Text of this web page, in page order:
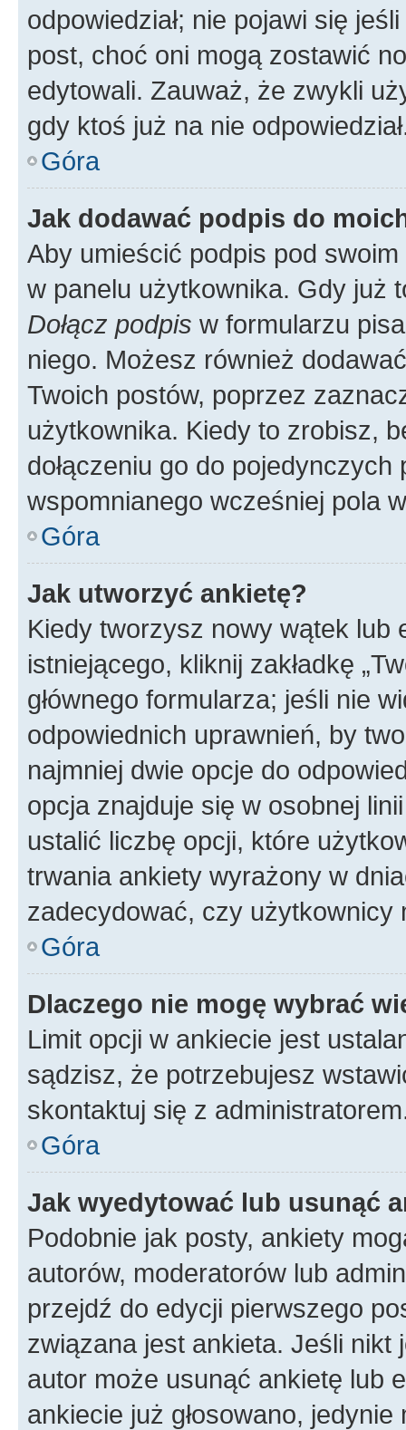
odpowiedział; nie pojawi się
post, choć oni mogą zostawić
edytowali. Zauważ, że zwykli
gdy ktoś już na nie
Góra
Jak dodawać podpis do
Aby umieścić podpis pod
w panelu użytkownika. Gdy już
Dołącz podpis w formularzu
niego. Możesz również
Twoich postów, poprzez
użytkownika. Kiedy to zrobisz,
dołączeniu go do
wspomnianego wcześniej pola
Góra
Jak utworzyć ankietę?
Kiedy tworzysz nowy wątek lub
istniejącego, kliknij zakładkę
głównego formularza; jeśli nie
odpowiednich uprawnień, by
najmniej dwie opcje do
opcja znajduje się w osobnej
ustalić liczbę opcji, które
trwania ankiety wyrażony w
zadecydować, czy użytkownicy
Góra
Dlaczego nie mogę wybrać
Limit opcji w ankiecie jest
sądzisz, że potrzebujesz
skontaktuj się z
Góra
Jak wyedytować lub usunąć
Podobnie jak posty, ankiety
autorów, moderatorów lub
przejdź do edycji pierwszego
związana jest ankieta. Jeśli nikt
autor może usunąć ankietę lub
ankiecie już głosowano,